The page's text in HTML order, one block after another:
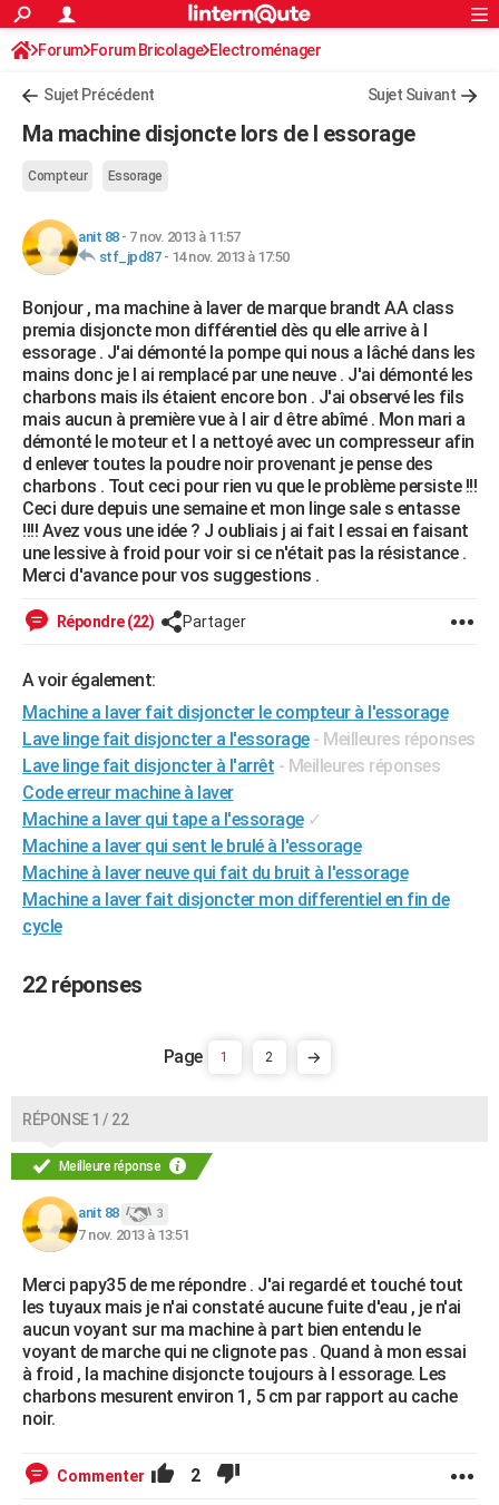
ACTUALITÉS
Politique
Société
Faits Divers
Education
Monde
Villes
+
Essais
Réserver un essai
Citadines
Berlines
SUV
Forum auto
+HIGH-TECH
BRICOLAGE
Forum
Aménagement intérieur
Extérieur
Cuisine
Salle de bains
Jardinage
Rangement
WEEK-END
Guides de France
Escapades
Patrimoine
Expositions
Musées
Week-end nature
+LIFESTYLE
Art de vivre
Bien-être
Loisirs
Mode
Modes de vie
SANTE
Alimentation
Guide de la santé
Maladies
Médicaments
Sommeil
VOYAGE
Destinations
City break
Voyage nature
Voyage de noces
Forum
Climat
+PHOTO
GUIDES D'ACHAT
BONS PLANS
DICTIONNAIRE
Dictionnaire
Biographies
Citations
Expressions
Proverbes
PROGRAMME TV
COPAINS D'AVANT
S'inscrire
Se connecter
Lycées
Collèges
Primaires
Universités
Entreprises
Service militaire
Avis de recherche
AVIS DE DÉCÈS
FORUM
Bricolage
Lifestyle
Culture
Sport
Auto
Television
Voyage
Cinema
S'inscrire
Connexion
Forum Forum Bricolage Electroménager
Sujet Précédent Sujet Suivant
Ma machine disjoncte lors de l essorage
Compteur Essorage
anit 88- 7 nov. 2013 à 11:57
stf_jpd87- 14 nov. 2013 à 17:50
Bonjour , ma machine à laver de marque brandt AA class
premia disjoncte mon différentiel dès qu elle arrive à l
essorage . J'ai démonté la pompe qui nous a lâché dans les
mains donc je l ai remplacé par une neuve . J'ai démonté les
charbons mais ils étaient encore bon . J'ai observé les fils
mais aucun à première vue à l air d être abîmé . Mon mari a
démonté le moteur et l a nettoyé avec un compresseur afin
d enlever toutes la poudre noir provenant je pense des
charbons . Tout ceci pour rien vu que le problème persiste !!!
Ceci dure depuis une semaine et mon linge sale s entasse
!!!! Avez vous une idée ? J oubliais j ai fait l essai en faisant
une lessive à froid pour voir si ce n'était pas la résistance .
Merci d'avance pour vos suggestions .
Répondre (22) Partager
A voir également:
Machine a laver fait disjoncter le compteur à l'essorage
Lave linge fait disjoncter a l'essorage - Meilleures réponses
Lave linge fait disjoncter à l'arrêt - Meilleures réponses
Code erreur machine à laver
Machine a laver qui tape a l'essorage ✓
Machine a laver qui sent le brulé à l'essorage
Machine à laver neuve qui fait du bruit à l'essorage
Machine a laver fait disjoncter mon differentiel en fin de
cycle
22 réponses
1 2
RÉPONSE 1 / 22
Meilleure réponse
anit 88 3
7 nov. 2013 à 13:51
Merci papy35 de me répondre . J'ai regardé et touché tout
les tuyaux mais je n'ai constaté aucune fuite d'eau , je n'ai
aucun voyant sur ma machine à part bien entendu le
voyant de marche qui ne clignote pas . Quand à mon essai
à froid , la machine disjoncte toujours à l essorage. Les
charbons mesurent environ 1, 5 cm par rapport au cache
noir.
Commenter 2